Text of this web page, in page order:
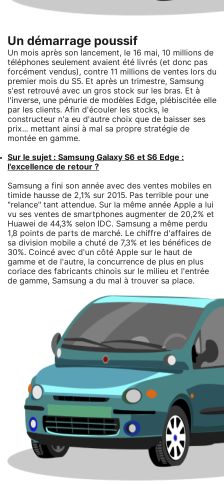
Un démarrage poussif
Un mois après son lancement, le 16 mai, 10 millions de
téléphones seulement avaient été livrés (et donc pas
forcément vendus), contre 11 millions de ventes lors du
premier mois du S5. Et après un trimestre, Samsung
s'est retrouvé avec un gros stock sur les bras. Et à
l'inverse, une pénurie de modèles Edge, plébiscitée elle
par les clients. Afin d'écouler les stocks, le
constructeur n'a eu d'autre choix que de baisser ses
prix... mettant ainsi à mal sa propre stratégie de
montée en gamme.
Sur le sujet : Samsung Galaxy S6 et S6 Edge :
l'excellence de retour ?
Samsung a fini son année avec des ventes mobiles en
timide hausse de 2,1% sur 2015. Pas terrible pour une
"relance" tant attendue. Sur la même année Apple a lui
vu ses ventes de smartphones augmenter de 20,2% et
Huawei de 44,3% selon IDC. Samsung a même perdu
1,8 points de parts de marché. Le chiffre d'affaires de
sa division mobile a chuté de 7,3% et les bénéfices de
30%. Coincé avec d'un côté Apple sur le haut de
gamme et de l'autre, la concurrence de plus en plus
coriace des fabricants chinois sur le milieu et l'entrée
de gamme, Samsung a du mal à trouver sa place.